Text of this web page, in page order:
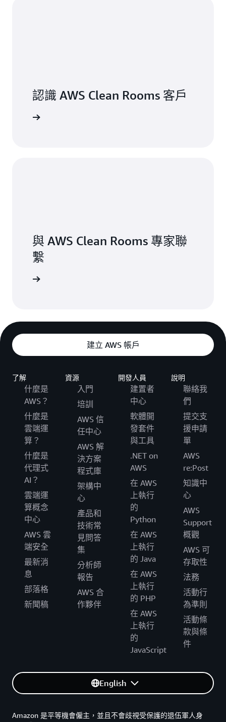
認識 AWS Clean Rooms 客戶
與 AWS Clean Rooms 專家聯
繫
建立 AWS 帳戶
了解
什麼是
AWS？
什麼是
雲端運
算？
什麼是
代理式
AI？
雲端運
算概念
中心
AWS 雲
端安全
最新消
息
部落格
新聞稿
資源
入門
培訓
AWS 信
任中心
AWS 解
決方案
程式庫
架構中
心
產品和
技術常
見問答
集
分析師
報告
AWS 合
作夥伴
開發人員
建置者
中心
軟體開
發套件
與工具
.NET on
AWS
在 AWS
上執行
的
Python
在 AWS
上執行
的 Java
在 AWS
上執行
的 PHP
在 AWS
上執行
的
JavaScript
說明
聯絡我
們
提交支
援申請
單
AWS
re:Post
知識中
心
AWS
Support
概觀
AWS 可
存取性
法務
活動行
為準則
活動條
款與條
件
English
Amazon 是平等機會僱主，並且不會歧視受保護的退伍軍人身